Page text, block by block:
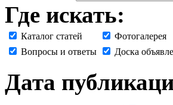
Где искать:
Каталог статей Фотогалерея
Вопросы и ответы
Доска
Дата